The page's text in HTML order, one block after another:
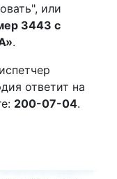
или
3443 с
.
ответит на
200-07-04.